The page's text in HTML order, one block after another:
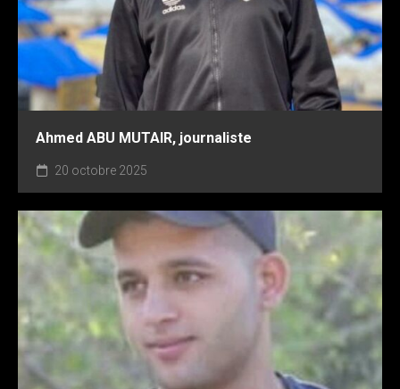
Ahmed ABU MUTAIR, journaliste
20 octobre 2025